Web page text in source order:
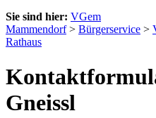
Sie sind hier: VGem
Mammendorf> Bürgerservice >
Rathaus
Gneissl